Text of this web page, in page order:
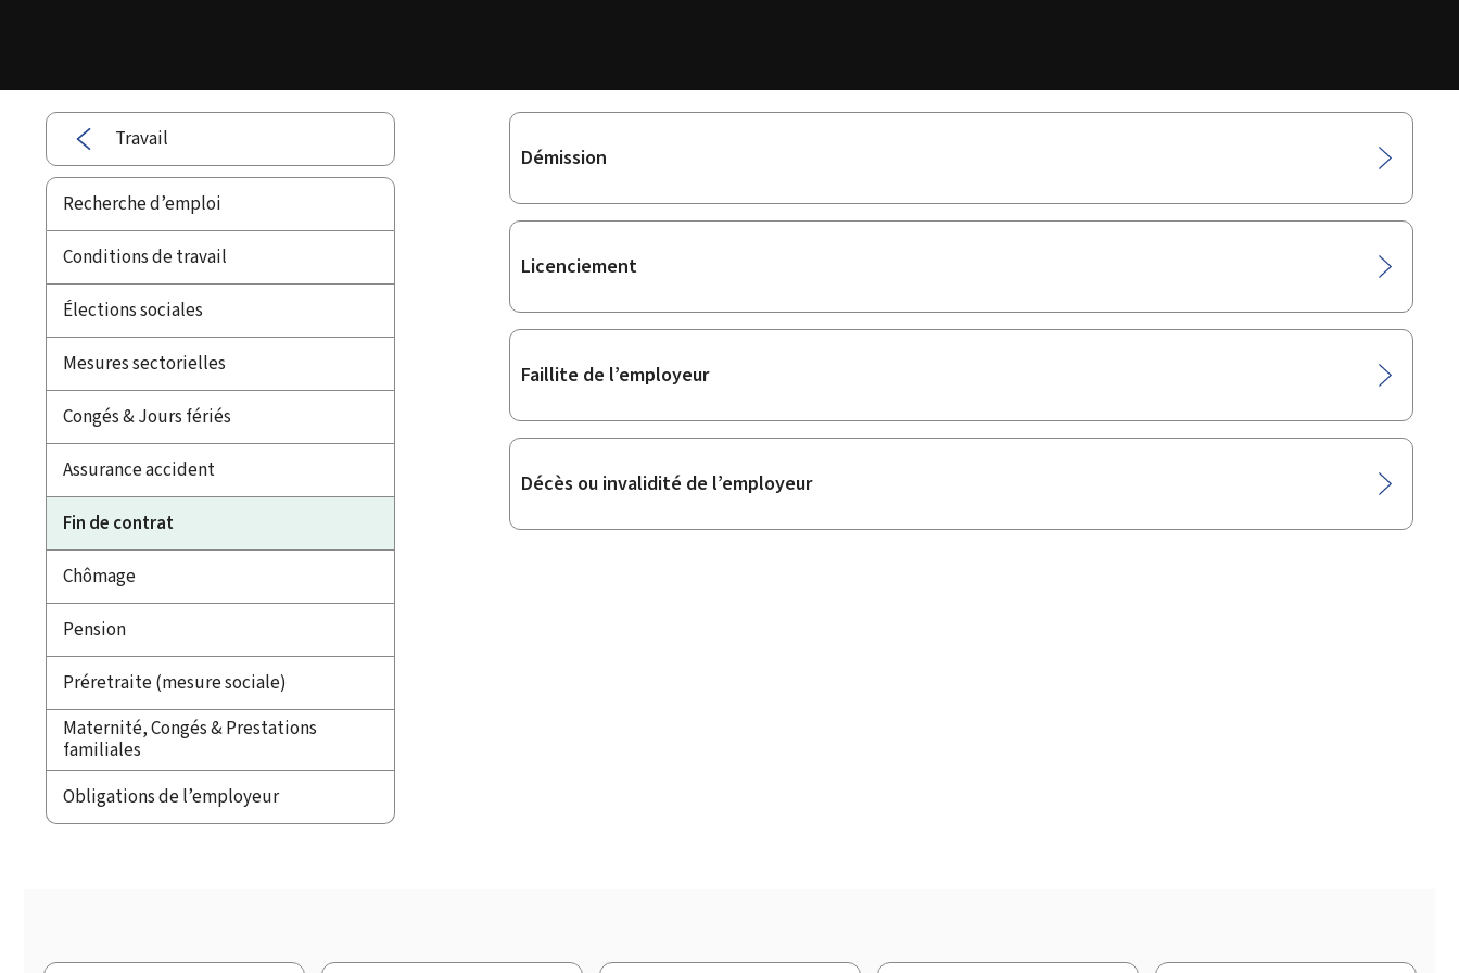
Travail
Recherche d’emploi
Conditions de travail
Élections sociales
Mesures sectorielles
Congés & Jours fériés
Assurance accident
Fin de contrat
Chômage
Pension
Préretraite (mesure sociale)
Maternité, Congés & Prestations
familiales
Obligations de l’employeur
Sous-
Démission
Licenciement
Faillite de l’employeur
Décès ou invalidité de l’employeur